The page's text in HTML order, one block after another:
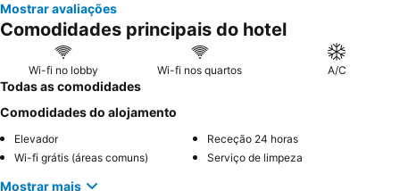
Mostrar avaliações
Comodidades principais do hotel
Wi-fi no lobby Wi-fi nos quartos A/C
Todas as comodidades
Comodidades do alojamento
Elevador
Receção 24 horas
Wi-fi grátis (áreas comuns)
Serviço de limpeza
Mostrar mais